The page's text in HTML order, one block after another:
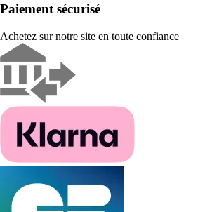
Paiement sécurisé
Achetez sur notre site en toute confiance